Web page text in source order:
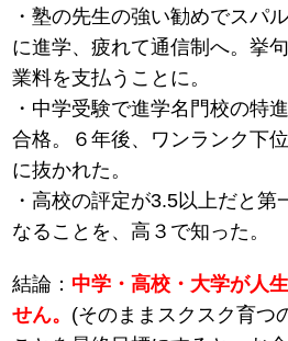
・塾の先生の強い勧めでスパ
に進学、疲れて通信制へ。挙
業料を支払うことに。
・中学受験で進学名門校の特
合格。６年後、ワンランク下
に抜かれた。
・高校の評定が3.5以上だと第
なることを、高３で知った。
結論： 中学・高校・大学が人
せん。 (そのままスクスク育つ